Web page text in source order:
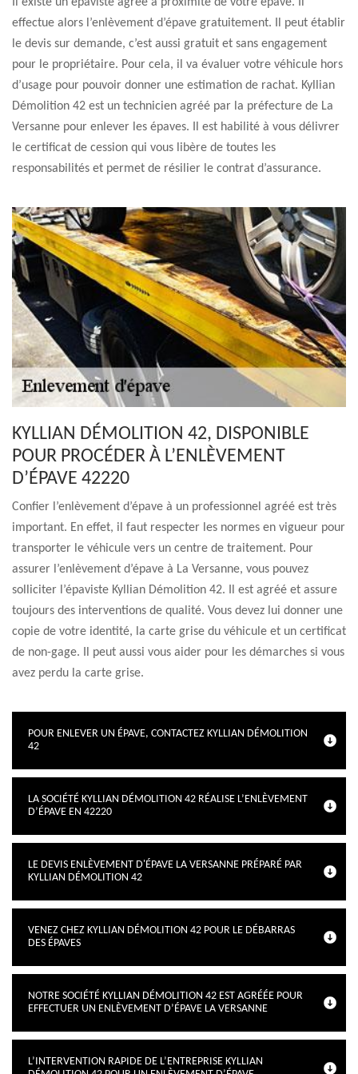
effectue alors l’enlèvement d’épave gratuitement. Il peut établir
le devis sur demande, c’est aussi gratuit et sans engagement
pour le propriétaire. Pour cela, il va évaluer votre véhicule hors
d’usage pour pouvoir donner une estimation de rachat. Kyllian
Démolition 42 est un technicien agréé par la préfecture de La
Versanne pour enlever les épaves. Il est habilité à vous délivrer
le certificat de cession qui vous libère de toutes les
responsabilités et permet de résilier le contrat d’assurance.
KYLLIAN DÉMOLITION 42, DISPONIBLE
POUR PROCÉDER À L’ENLÈVEMENT
D’ÉPAVE 42220
Confier l’enlèvement d’épave à un professionnel agréé est très
important. En effet, il faut respecter les normes en vigueur pour
transporter le véhicule vers un centre de traitement. Pour
assurer l’enlèvement d’épave à La Versanne, vous pouvez
solliciter l’épaviste Kyllian Démolition 42. Il est agréé et assure
toujours des interventions de qualité. Vous devez lui donner une
copie de votre identité, la carte grise du véhicule et un certificat
de non-gage. Il peut aussi vous aider pour les démarches si vous
avez perdu la carte grise.
POUR ENLEVER UN ÉPAVE, CONTACTEZ KYLLIAN DÉMOLITION
42
LA SOCIÉTÉ KYLLIAN DÉMOLITION 42 RÉALISE L’ENLÈVEMENT
D’ÉPAVE EN 42220
LE DEVIS ENLÈVEMENT D'ÉPAVE LA VERSANNE PRÉPARÉ PAR
KYLLIAN DÉMOLITION 42
VENEZ CHEZ KYLLIAN DÉMOLITION 42 POUR LE DÉBARRAS
DES ÉPAVES
NOTRE SOCIÉTÉ KYLLIAN DÉMOLITION 42 EST AGRÉÉE POUR
EFFECTUER UN ENLÈVEMENT D’ÉPAVE LA VERSANNE
L’INTERVENTION RAPIDE DE L’ENTREPRISE KYLLIAN